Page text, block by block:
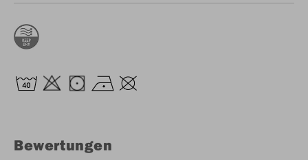
Bewertungen